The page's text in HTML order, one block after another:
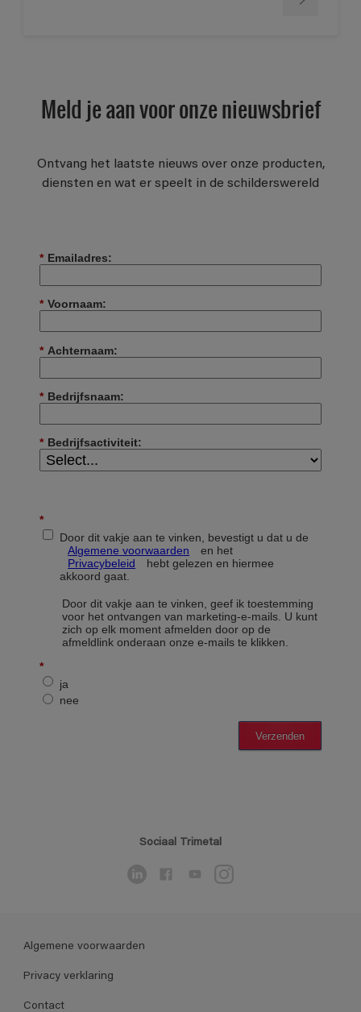
Meld je aan voor onze nieuwsbrief
Ontvang het laatste nieuws over onze producten,
diensten en wat er speelt in de schilderswereld
Sociaal Trimetal
Algemene voorwaarden
Privacy verklaring
Contact